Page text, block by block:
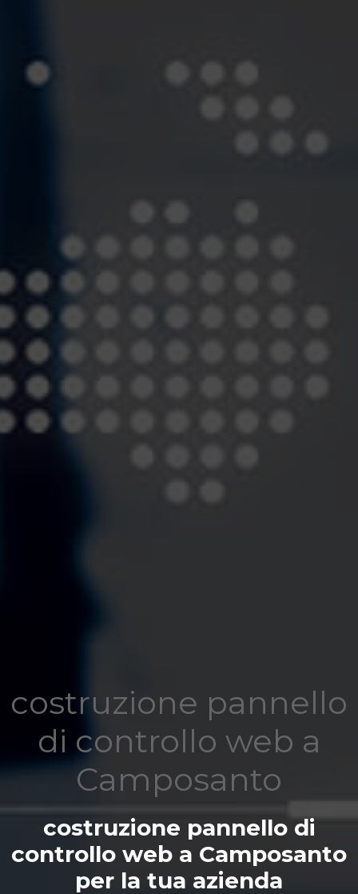
costruzione pannello
di controllo web a
Camposanto
costruzione pannello di
controllo web a Camposanto
per la tua azienda